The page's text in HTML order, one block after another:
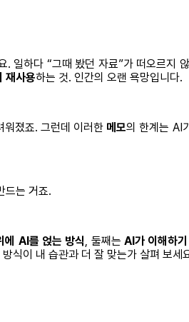
일하다 “그때 봤던 자료”가 떠오르
재사용하는 것. 인간의 오랜 욕망입니다.
워졌죠. 그런데 이러한 메모의 한계는 AI
드는 거죠.
에 AI를 얹는 방식, 둘째는 AI가 이해하
식이 내 습관과 더 잘 맞는가 살펴 보세